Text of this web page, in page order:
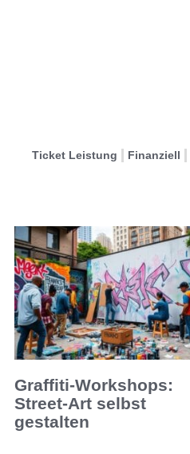
Ticket Leistung Finanziell
Graffiti-Workshops:
Street-Art selbst
gestalten